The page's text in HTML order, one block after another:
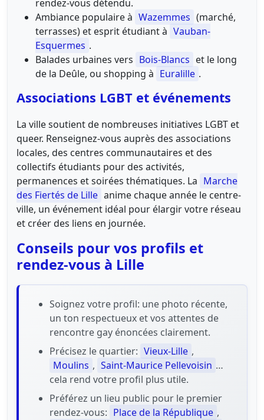
rendez-vous détendu.
Ambiance populaire à Wazemmes (marché,
terrasses) et esprit étudiant à Vauban-
Esquermes .
Balades urbaines vers Bois-Blancs et le long
de la Deûle, ou shopping à Euralille .
Associations LGBT et événements
La ville soutient de nombreuses initiatives LGBT et
queer. Renseignez-vous auprès des associations
locales, des centres communautaires et des
collectifs étudiants pour des activités,
permanences et soirées thématiques. La Marche
des Fiertés de Lille anime chaque année le centre-
ville, un événement idéal pour élargir votre réseau
et créer des liens en journée.
Conseils pour vos profils et
rendez-vous à Lille
Soignez votre profil: une photo récente,
un ton respectueux et vos attentes de
rencontre gay énoncées clairement.
Précisez le quartier: Vieux-Lille ,
Moulins , Saint-Maurice Pellevoisin …
cela rend votre profil plus utile.
Préférez un lieu public pour le premier
rendez-vous: Place de la République ,